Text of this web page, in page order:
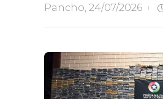
Pancho 24/07/2026